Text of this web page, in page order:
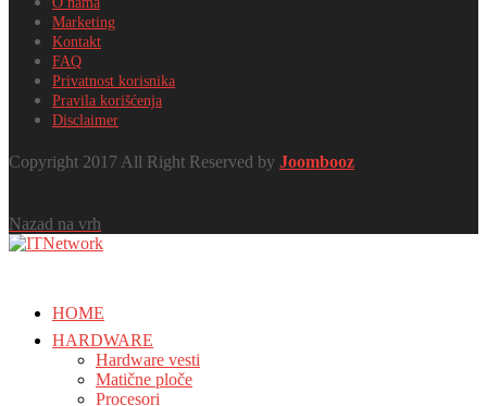
Marketing
Kontakt
FAQ
Privatnost korisnika
Pravila korišćenja
Disclaimer
Copyright 2017 All Right Reserved by Joombooz
Nazad na vrh
HOME
HARDWARE
Hardware vesti
Matične ploče
Procesori